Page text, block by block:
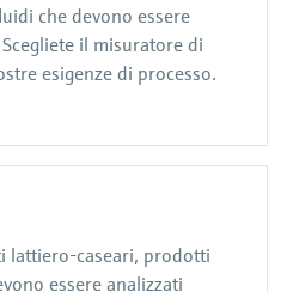
che devono essere
il misuratore di
esigenze di processo.
lattiero-caseari, prodotti
essere analizzati